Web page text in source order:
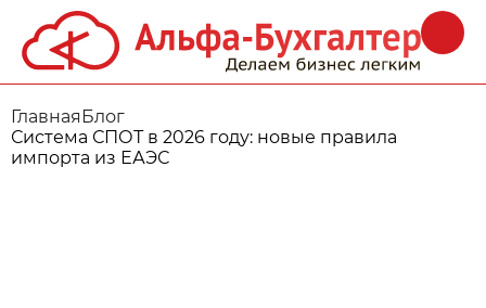
Главная Блог
Система СПОТ в 2026 году: новые правила
импорта из ЕАЭС